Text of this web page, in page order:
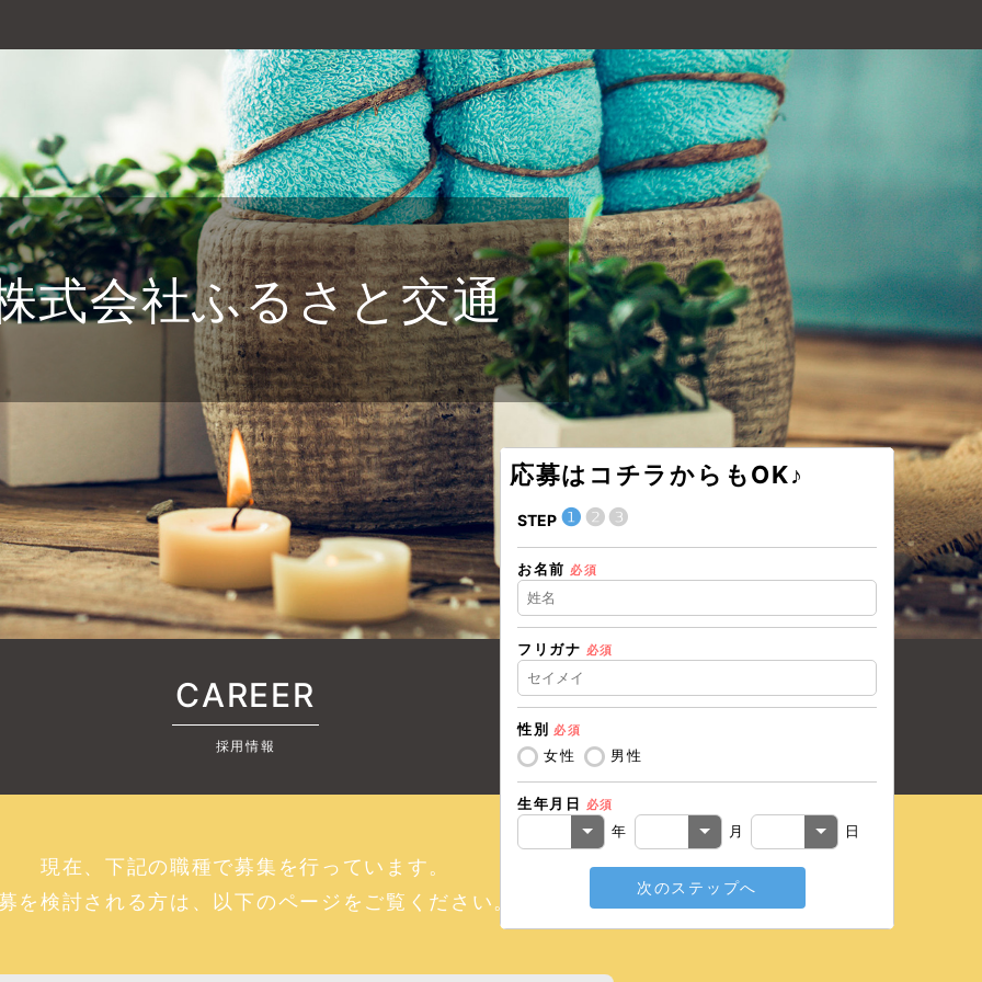
式会社ふるさと交通
応募はコチラからもOK♪
STEP ❶❷❸
お名前 必須
フリガナ 必須
性別 必須
女性 男性
生年月日 必須
年 月 日
次のステップへ
STEP❶❷
現在の職業
CAREER
採用情報
現在、下記の職種で募集を行っています。
を検討される方は、以下のページをご覧ください。